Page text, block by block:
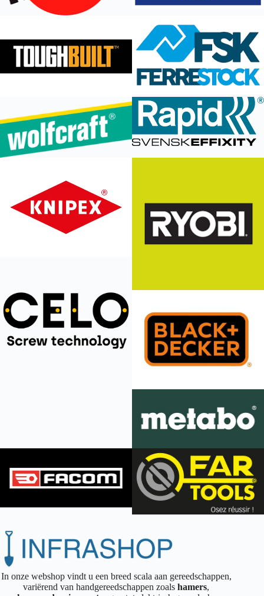
In onze webshop vindt u een breed scala aan gereedschappen,
variërend van handgereedschappen zoalshamers,